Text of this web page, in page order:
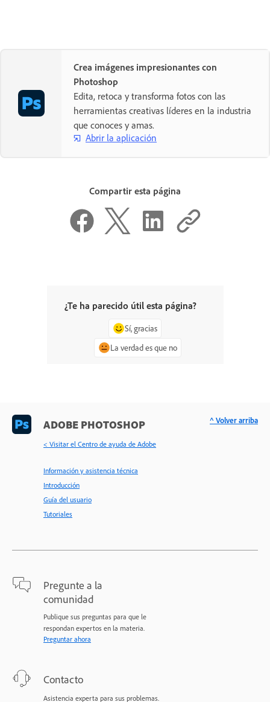
Crea imágenes impresionantes con
Photoshop
Edita, retoca y transforma fotos con las
herramientas creativas líderes en la industria
que conoces y amas.
Abrir la aplicación
Compartir esta página
¿Te ha parecido útil esta página?
Sí, gracias
La verdad es que no
ADOBE PHOTOSHOP
< Visitar el Centro de ayuda de Adobe
Información y asistencia técnica
Introducción
Guía del usuario
Tutoriales
Pregunte a la
comunidad
Publique sus preguntas para que le
respondan expertos en la materia.
Preguntar ahora
Contacto
Asistencia experta para sus problemas.
^ Volver arriba